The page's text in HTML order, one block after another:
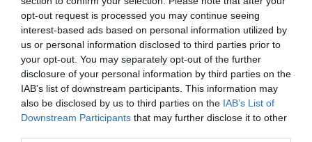
opt-out request is processed you may continue seeing
interest-based ads based on personal information utilized by
us or personal information disclosed to third parties prior to
your opt-out. You may separately opt-out of the further
disclosure of your personal information by third parties on the
IAB’s list of downstream participants. This information may
also be disclosed by us to third parties on the IAB’s List of
Downstream Participants that may further disclose it to other
λαμπρή ιστορία. Ευχαριστώ επίσης την Πρόεδρο, το ΔΣ
κι όλους τους ανθρώπους του ΔΗΠΕΘΕ Σερρών για τη
συμπαράσταση και τη θετική συμπόρευση.
«Όταν περπατώ στα σύννεφα κι όταν περπατώ στη γη, σ’ ένα
τεντωμένο σκοινί ακροβατώ…»